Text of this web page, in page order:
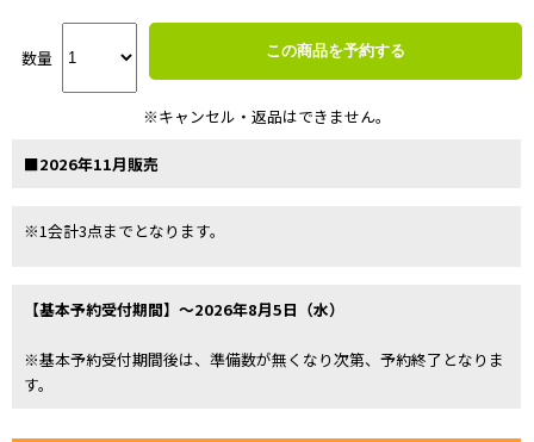
数量 この商品を予約する
※キャンセル・返品はできません。
■2026年11月販売
※1会計3点までとなります。
【基本予約受付期間】～2026年8月5日（水）
※基本予約受付期間後は、準備数が無くなり次第、予約終了となりま
す。